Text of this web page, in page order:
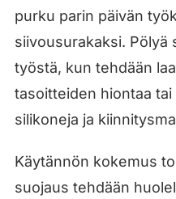
purku parin päivän
siivousurakaksi. Pölyä
työstä, kun tehdään
tasoitteiden hiontaa
silikoneja ja
Käytännön kokemus
suojaus tehdään